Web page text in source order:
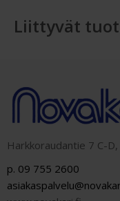
Liittyvät
Harkkoraudantie 7 C-
p. 09 755 2600